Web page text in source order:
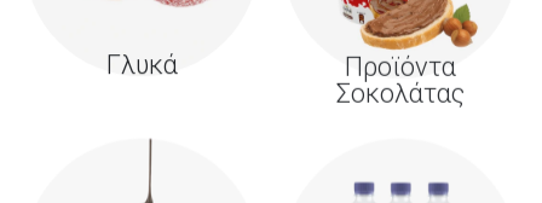
Γλυκά
Προϊόντα
Σοκολάτας